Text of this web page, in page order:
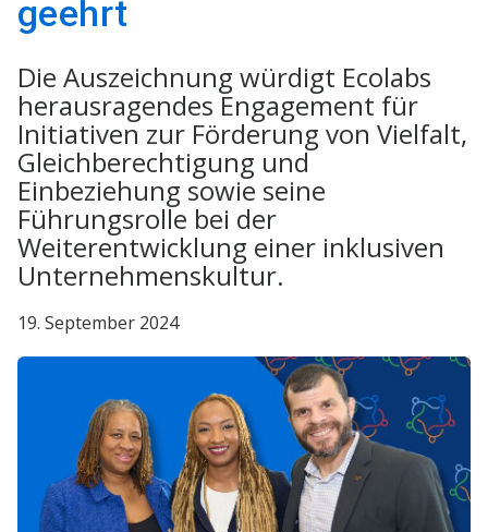
geehrt
Die Auszeichnung würdigt Ecolabs
herausragendes Engagement für
Initiativen zur Förderung von Vielfalt,
Gleichberechtigung und
Einbeziehung sowie seine
Führungsrolle bei der
Weiterentwicklung einer inklusiven
Unternehmenskultur.
19. September 2024